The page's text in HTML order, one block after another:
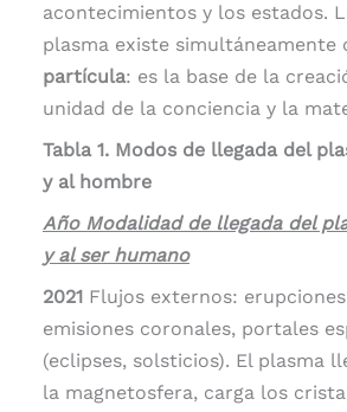
acontecimientos y los estados.
plasma existe simultáneamente
partícula: es la base de la
unidad de la conciencia y la
Tabla 1. Modos de llegada del
y al hombre
Año Modalidad de llegada del
y al ser humano
2021 Flujos externos:
emisiones coronales, portales
(eclipses, solsticios). El plasma
la magnetosfera, carga los